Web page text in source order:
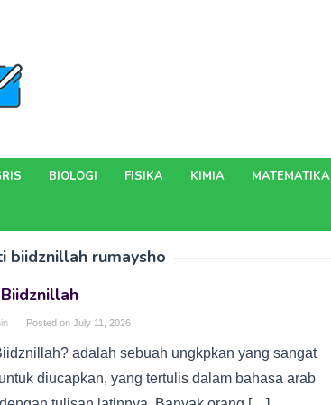
BIOLOGI FISIKA KIMIA MATEMATIKA
biidznillah rumaysho
Posted on July 11, 2026
adalah sebuah ungkpkan yang sangat
diucapkan, yang tertulis dalam bahasa arab